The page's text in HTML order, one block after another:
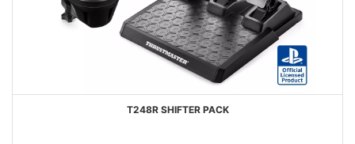
T248R SHIFTER PACK